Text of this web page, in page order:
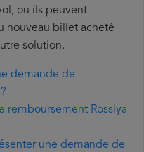
ou ils peuvent
nouveau billet acheté
solution.
demande de
remboursement Rossiya
une demande de